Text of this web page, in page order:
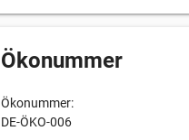
Ökonummer
Ökonummer:
DE-ÖKO-006